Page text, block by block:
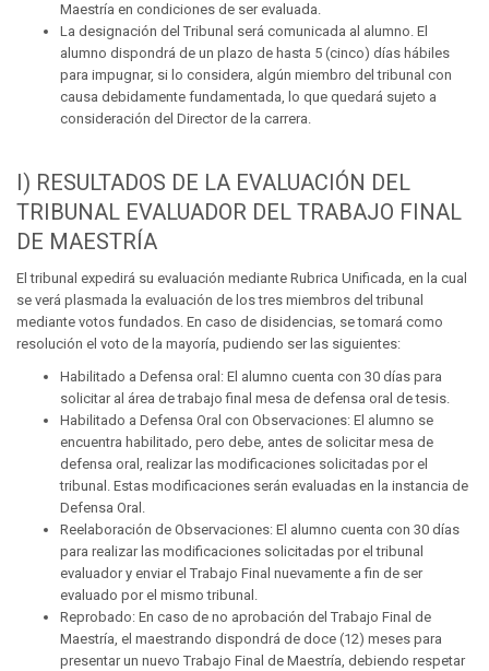
Maestría en condiciones de ser evaluada.
La designación del Tribunal será comunicada al alumno. El
alumno dispondrá de un plazo de hasta 5 (cinco) días hábiles
para impugnar, si lo considera, algún miembro del tribunal con
causa debidamente fundamentada, lo que quedará sujeto a
consideración del Director de la carrera.
I) RESULTADOS DE LA EVALUACIÓN DEL
TRIBUNAL EVALUADOR DEL TRABAJO FINAL
DE MAESTRÍA
El tribunal expedirá su evaluación mediante Rubrica Unificada, en la cual
se verá plasmada la evaluación de los tres miembros del tribunal
mediante votos fundados. En caso de disidencias, se tomará como
resolución el voto de la mayoría, pudiendo ser las siguientes:
Habilitado a Defensa oral: El alumno cuenta con 30 días para
solicitar al área de trabajo final mesa de defensa oral de tesis.
Habilitado a Defensa Oral con Observaciones: El alumno se
encuentra habilitado, pero debe, antes de solicitar mesa de
defensa oral, realizar las modificaciones solicitadas por el
tribunal. Estas modificaciones serán evaluadas en la instancia de
Defensa Oral.
Reelaboración de Observaciones: El alumno cuenta con 30 días
para realizar las modificaciones solicitadas por el tribunal
evaluador y enviar el Trabajo Final nuevamente a fin de ser
evaluado por el mismo tribunal.
Reprobado: En caso de no aprobación del Trabajo Final de
Maestría, el maestrando dispondrá de doce (12) meses para
presentar un nuevo Trabajo Final de Maestría, debiendo respetar